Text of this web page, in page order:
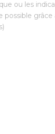
ou les
possible